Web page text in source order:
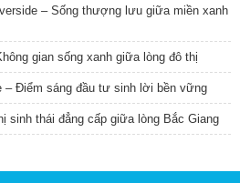
– Sống thượng lưu giữa miền xanh
gian sống xanh giữa lòng đô thị
– Điểm sáng đầu tư sinh lời bền vững
sinh thái đẳng cấp giữa lòng Bắc Giang